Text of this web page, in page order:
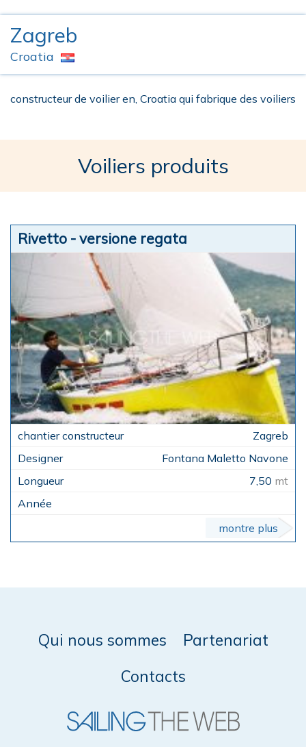
Zagreb
Croatia
constructeur de voilier en, Croatia qui fabrique des voiliers
Voiliers produits
Rivetto - versione regata
Zagreb
Fontana Maletto Navone
7,50 mt
montre plus
Qui nous sommes
Partenariat
Contacts